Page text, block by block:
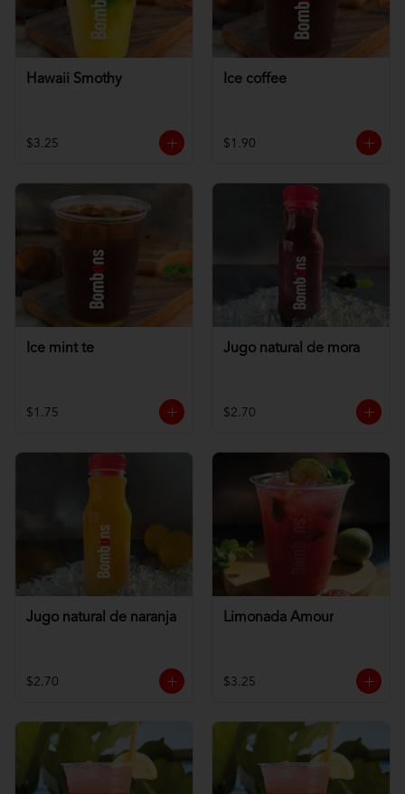
Hawaii Smothy
$3.25
Ice coffee
$1.90
Ice mint te
$1.75
Jugo natural de mora
$2.70
Jugo natural de naranja
$2.70
Limonada Amour
$3.25